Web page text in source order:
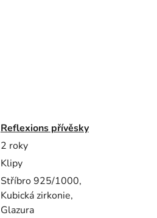
Reflexions přívěsky
2 roky
Klipy
Stříbro 925/1000,
Kubická zirkonie,
Glazura